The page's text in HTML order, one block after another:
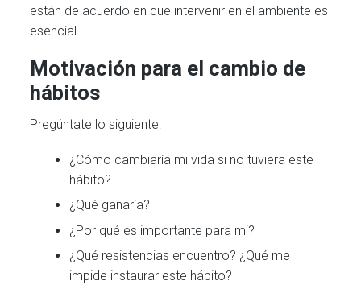
están de acuerdo en que intervenir en el ambiente es
esencial.
Motivación para el cambio de
hábitos
Pregúntate lo siguiente:
¿Cómo cambiaría mi vida si no tuviera este
hábito?
¿Qué ganaría?
¿Por qué es importante para mi?
¿Qué resistencias encuentro? ¿Qué me
impide instaurar este hábito?